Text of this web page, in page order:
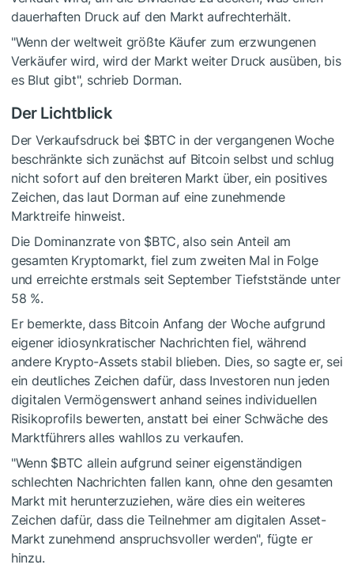
dauerhaften Druck auf den Markt aufrechterhält.
"Wenn der weltweit größte Käufer zum erzwungenen
Verkäufer wird, wird der Markt weiter Druck ausüben, bis
es Blut gibt", schrieb Dorman.
Der Lichtblick
Der Verkaufsdruck bei $BTC in der vergangenen Woche
beschränkte sich zunächst auf Bitcoin selbst und schlug
nicht sofort auf den breiteren Markt über, ein positives
Zeichen, das laut Dorman auf eine zunehmende
Marktreife hinweist.
Die Dominanzrate von $BTC, also sein Anteil am
gesamten Kryptomarkt, fiel zum zweiten Mal in Folge
und erreichte erstmals seit September Tiefststände unter
58 %.
Er bemerkte, dass Bitcoin Anfang der Woche aufgrund
eigener idiosynkratischer Nachrichten fiel, während
andere Krypto-Assets stabil blieben. Dies, so sagte er, sei
ein deutliches Zeichen dafür, dass Investoren nun jeden
digitalen Vermögenswert anhand seines individuellen
Risikoprofils bewerten, anstatt bei einer Schwäche des
Marktführers alles wahllos zu verkaufen.
"Wenn $BTC allein aufgrund seiner eigenständigen
schlechten Nachrichten fallen kann, ohne den gesamten
Markt mit herunterzuziehen, wäre dies ein weiteres
Zeichen dafür, dass die Teilnehmer am digitalen Asset-
Markt zunehmend anspruchsvoller werden", fügte er
hinzu.